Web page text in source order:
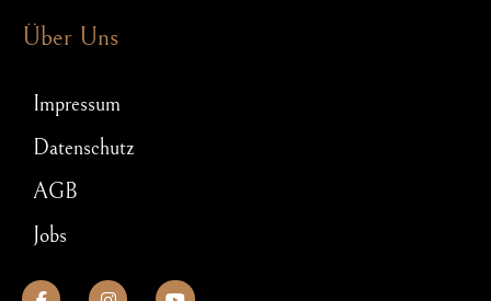
Über Uns
Impressum
Datenschutz
AGB
Jobs